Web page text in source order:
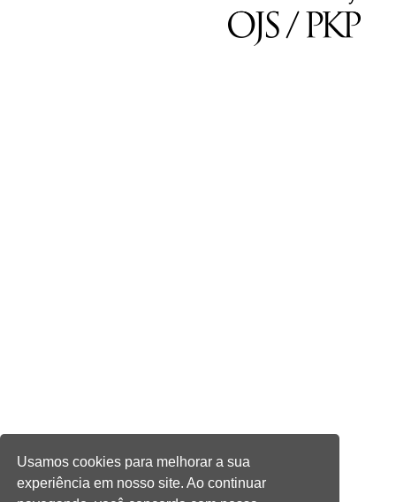
Usamos cookies para melhorar a sua
experiência em nosso site. Ao continuar